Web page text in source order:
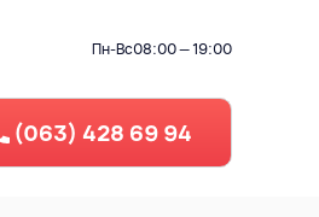
Пн-Вс08:00 — 19:00
(063) 428 69 94